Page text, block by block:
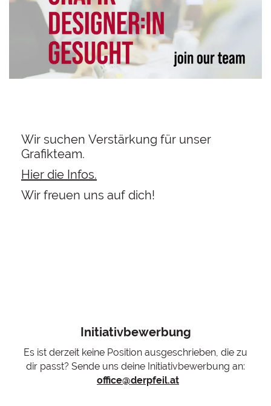
Wir suchen Verstärkung für unser
Grafikteam.
Hier die Infos.
Wir freuen uns auf dich!
Initiativbewerbung
Es ist derzeit keine Position ausgeschrieben, die zu
dir passt? Sende uns deine Initiativbewerbung an:
office@derpfeil.at